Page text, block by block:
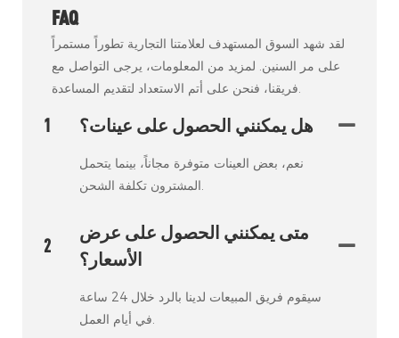
FAQ
لقد شهد السوق المستهدف لعلامتنا التجارية تطوراً مستمراً
على مر السنين. لمزيد من المعلومات، يرجى التواصل مع
فريقنا، فنحن على أتم الاستعداد لتقديم المساعدة.
1 هل يمكنني الحصول على عينات؟
نعم، بعض العينات متوفرة مجاناً، بينما يتحمل
المشترون تكلفة الشحن.
2
متى يمكنني الحصول على عرض
الأسعار؟
سيقوم فريق المبيعات لدينا بالرد خلال 24 ساعة
في أيام العمل.